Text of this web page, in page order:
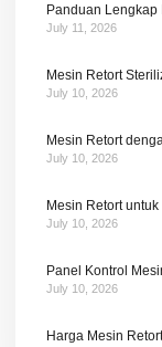
Panduan Lengkap
July 11, 2026
Mesin Retort
July 10, 2026
Mesin Retort
July 10, 2026
Mesin Retort
July 10, 2026
Panel Kontrol
July 10, 2026
Harga Mesin